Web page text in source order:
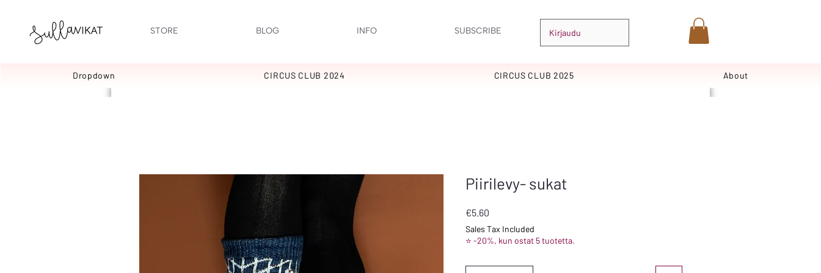
STORE BLOG INFO SUBSCRIBE Kirjaudu
Dropdown CIRCUS CLUB 2024 CIRCUS CLUB 2025 About
Piirilevy- sukat
€5.60
Sales Tax Included
⭐ -20%, kun ostat 5 tuotetta.